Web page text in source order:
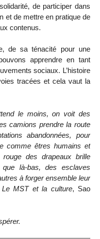
de participer dans
et de mettre en pratique de
contenus.
de sa ténacité pour une
apprendre en tant
sociaux. L’histoire
tracées et cela vaut la
le moins, on voit des
camions prendre la route
abandonnées, pour
comme êtres humains et
des drapeaux brille
là-bas, des esclaves
à forger ensemble leur
Le MST et la culture, Sao